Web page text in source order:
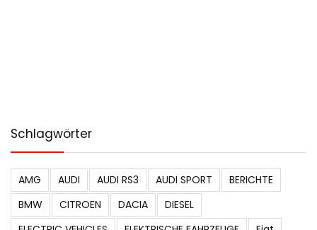
Schlagwörter
AMG AUDI AUDI RS3 AUDI SPORT
BERICHTE
BMW
CITROEN DACIA
DIESEL
ELECTRIC VEHICLES
ELEKTRISCHE FAHRZEUGE
Fiat